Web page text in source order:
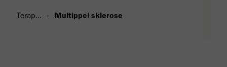
Terapiområder Multippel sklerose